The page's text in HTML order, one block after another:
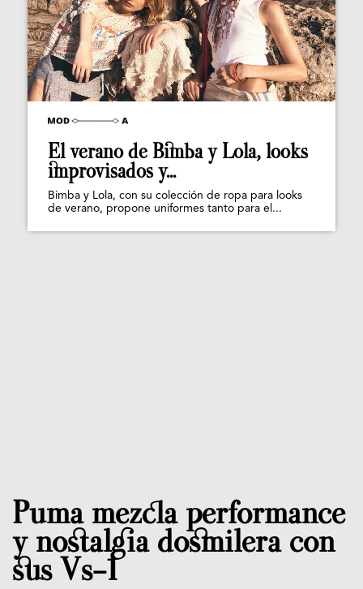
El verano de Bimba y Lola, looks
improvisados y...
Bimba y Lola, con su colección de ropa para looks
de verano, propone uniformes tanto para el...
Puma mezcla performance
y nostalgia dosmilera con
sus Vs-1